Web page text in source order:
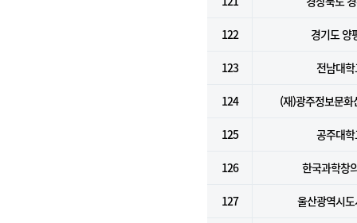
122 경기도 양
123 전남대
124 (재)광주정보문화
125 공주대
126 한국과학창
127 울산광역시